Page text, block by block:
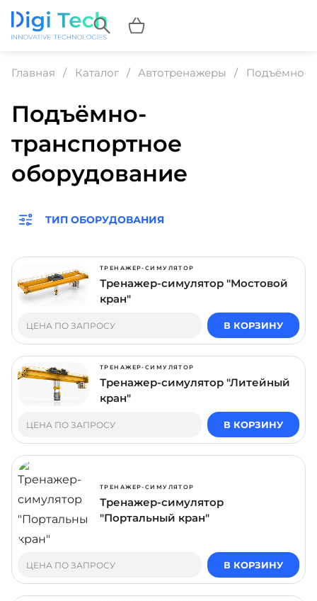
Главная Каталог Автотренажеры Подъёмно-
Подъёмно-
транспортное
оборудование
ТИП ОБОРУДОВАНИЯ
ТРЕНАЖЕР-СИМУЛЯТОР
Тренажер-симулятор "Мостовой
кран"
ЦЕНА ПО ЗАПРОСУ В КОРЗИНУ
ТРЕНАЖЕР-СИМУЛЯТОР
Тренажер-симулятор "Литейный
кран"
ЦЕНА ПО ЗАПРОСУ В КОРЗИНУ
ТРЕНАЖЕР-СИМУЛЯТОР
Тренажер-симулятор
"Портальный кран"
ЦЕНА ПО ЗАПРОСУ В КОРЗИНУ